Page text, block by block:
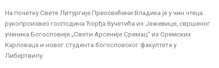
На почетку Свете Литургије Преосвећени Владика је у чин чтеца
рукопроизвео господина Ђорђа Вучетића из Јежевице, свршеног
ученика Богословије „Свети Арсеније Сремац“ из Сремских
Карловаца и новог студента богословског факултета у
Либертвилу.